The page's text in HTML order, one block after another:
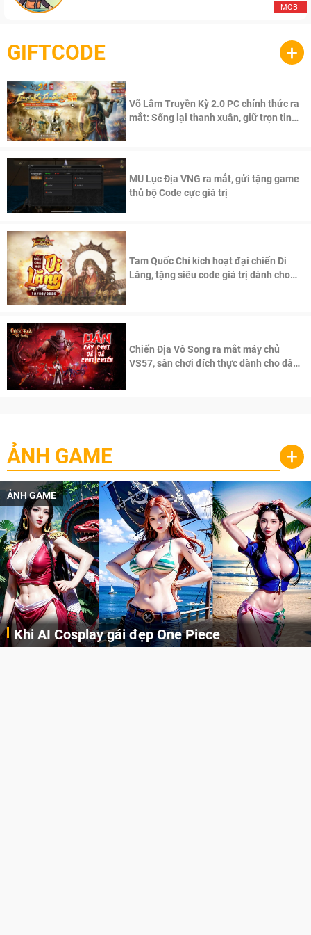
MOBI
GIFTCODE +
Võ Lâm Truyền Kỳ 2.0 PC chính thức ra
mắt: Sống lại thanh xuân, giữ trọn tinh
MU Lục Địa VNG ra mắt, gửi tặng game
thủ bộ Code cực giá trị
Tam Quốc Chí kích hoạt đại chiến Di
Lăng, tặng siêu code giá trị dành cho
Chiến Địa Vô Song ra mắt máy chủ
VS57, sân chơi đích thực dành cho dân
ẢNH GAME +
ẢNH GAME
Khi AI Cosplay gái đẹp One Piece